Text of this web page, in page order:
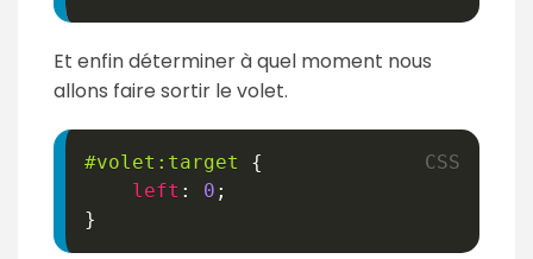
Et enfin déterminer à quel moment nous
allons faire sortir le volet.
#volet :target
{
left : 0 ;
}